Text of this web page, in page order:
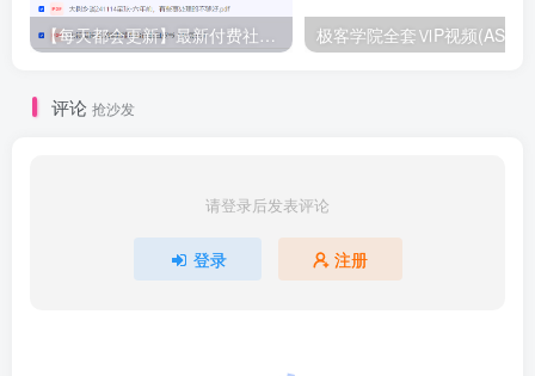
【每天都会更新】最新付费社群公众号文章 极客学院全套ⅥP视频(AS版)
评论 抢沙发
请登录后发表评论
登录 注册